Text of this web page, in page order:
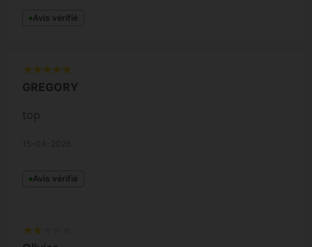
Avis vérifié
GREGORY
top
Avis vérifié